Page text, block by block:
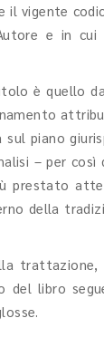
il vigente
e in cui
è quello
piano
– per così
prestato
della
trattazione,
libro